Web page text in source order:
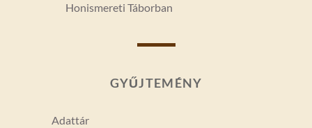
Honismereti Táborban
GYŰJTEMÉNY
Adattár